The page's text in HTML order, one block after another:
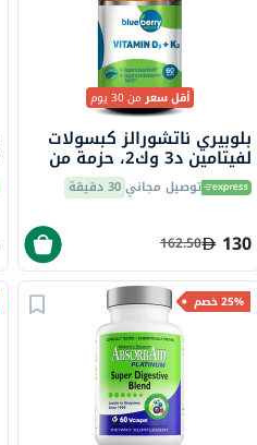
أقل سعرمن 30 يوم
بلوبيري ناتشورالز كبسولات
لفيتامين د3 وك2، حزمة من
60 توصيل مجاني30 دقيقة
130
162.50
25% خصم